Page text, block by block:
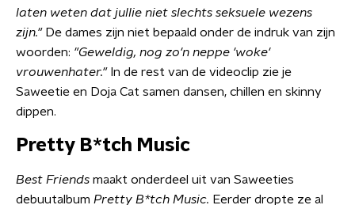
laten weten dat jullie niet slechts seksuele wezens
zijn." De dames zijn niet bepaald onder de indruk van zijn
woorden: "Geweldig, nog zo'n neppe 'woke'
vrouwenhater."In de rest van de videoclip zie je
Saweetie en Doja Cat samen dansen, chillen en skinny
dippen.
Pretty B*tch Music
Best Friends maakt onderdeel uit van Saweeties
debuutalbum Pretty B*tch Music. Eerder dropte ze al